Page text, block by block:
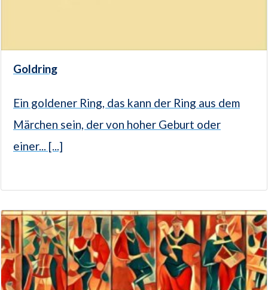
Goldring
Ein goldener Ring, das kann der Ring aus dem
Märchen sein, der von hoher Geburt oder
einer... [...]